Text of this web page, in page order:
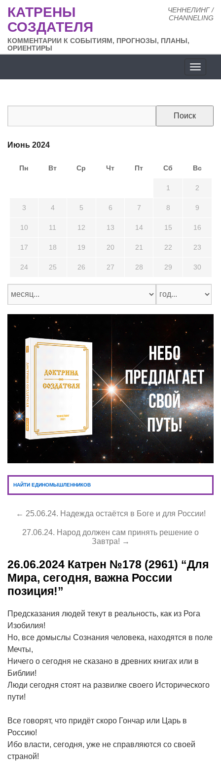
ЧЕННЕЛИНГ /
CHANNELING
КАТРЕНЫ
СОЗДАТЕЛЯ
КОММЕНТАРИИ К СОБЫТИЯМ, ПРОГНОЗЫ, ПЛАНЫ,
ОРИЕНТИРЫ
сайта
Июнь 2024
Пн Вт Ср Чт Пт Сб Вс
1 2
3 4 5 6 7 8 9
10 11 12 13 14 15 16
17 18 19 20 21 22 23
24 25 26 27 28 29 30
НАЙТИ ЕДИНОМЫШЛЕННИКОВ
← 25.06.24. Надежда остаётся в Боге и для России!
27.06.24. Народ должен сам принять решение о
Завтра! →
26.06.2024 Катрен №178 (2961) “Для
Мира, сегодня, важна России
позиция!”
Предсказания людей текут в реальность, как из Рога
Изобилия!
Но, все домыслы Сознания человека, находятся в поле
Мечты,
Ничего о сегодня не сказано в древних книгах или в
Библии!
Люди сегодня стоят на развилке своего Исторического
пути!
Все говорят, что придёт скоро Гончар или Царь в
Россию!
Ибо власти, сегодня, уже не справляются со своей
страной!